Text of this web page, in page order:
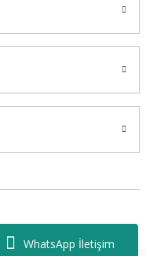
WhatsApp İletişim
Saklıdır.